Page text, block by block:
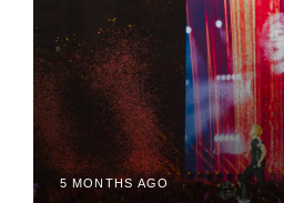
5 MONTHS AGO